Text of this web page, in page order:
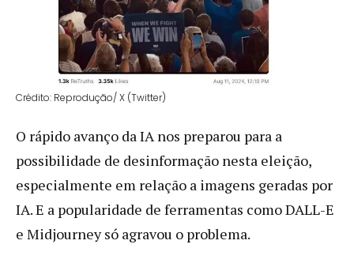
Crédito: Reprodução/ X (Twitter)
O rápido avanço da IA nos preparou para a
possibilidade de desinformação nesta eleição,
especialmente em relação a imagens geradas por
IA. E a popularidade de ferramentas como DALL-E
e Midjourney só agravou o problema.